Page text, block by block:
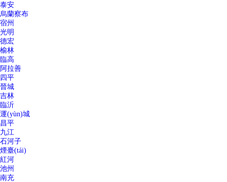
泰安
烏蘭察布
宿州
光明
德宏
榆林
臨高
阿拉善
四平
晉城
吉林
臨沂
運(yùn)城
昌平
九江
石河子
煙臺(tái)
紅河
池州
南充